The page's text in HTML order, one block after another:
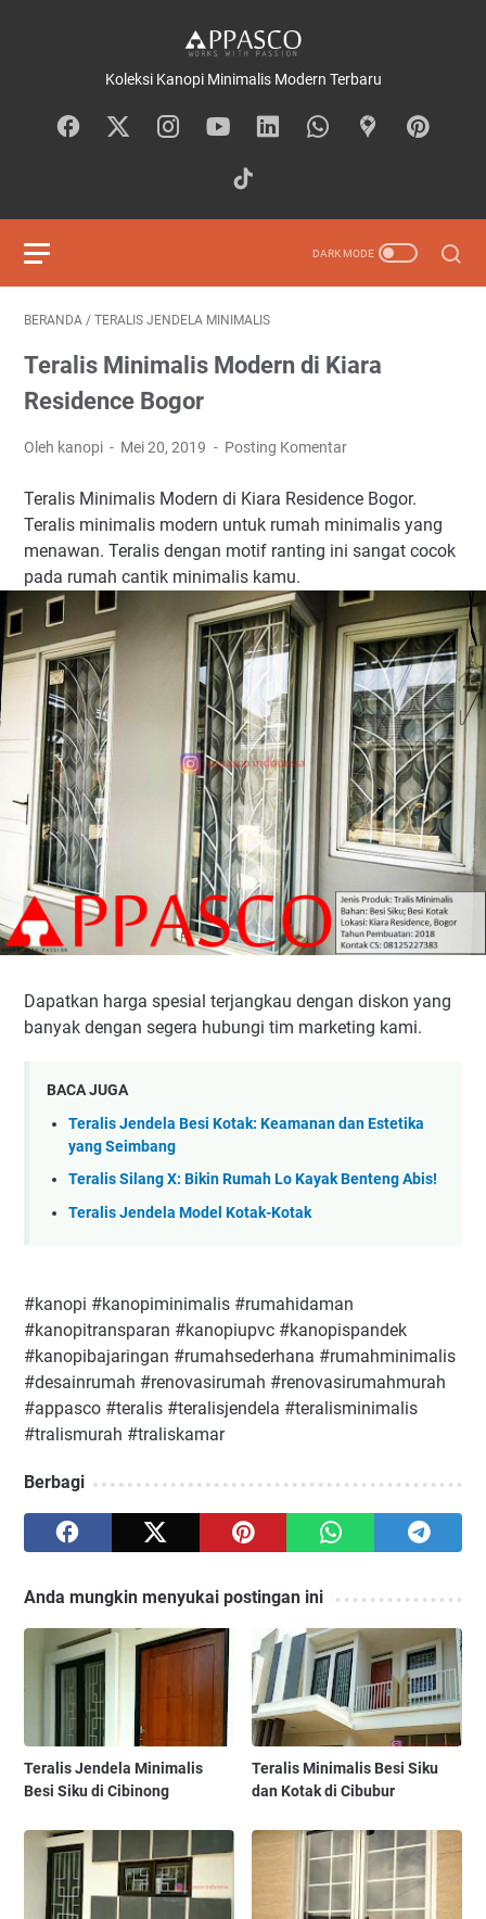
Koleksi Kanopi Minimalis Modern Terbaru
BERANDA / TERALIS JENDELA MINIMALIS
Teralis Minimalis Modern di Kiara
Residence Bogor
Oleh kanopi Mei 20, 2019 Posting Komentar
Teralis Minimalis Modern di Kiara Residence Bogor.
Teralis minimalis modern untuk rumah minimalis yang
menawan. Teralis dengan motif ranting ini sangat cocok
pada rumah cantik minimalis kamu.
Dapatkan harga spesial terjangkau dengan diskon yang
banyak dengan segera hubungi tim marketing kami.
BACA JUGA
Teralis Jendela Besi Kotak: Keamanan dan Estetika
yang Seimbang
Teralis Silang X: Bikin Rumah Lo Kayak Benteng Abis!
Teralis Jendela Model Kotak-Kotak
#kanopi #kanopiminimalis #rumahidaman
#kanopitransparan #kanopiupvc #kanopispandek
#kanopibajaringan #rumahsederhana #rumahminimalis
#desainrumah #renovasirumah #renovasirumahmurah
#appasco #teralis #teralisjendela #teralisminimalis
#tralismurah #traliskamar
Berbagi
Anda mungkin menyukai postingan ini
Teralis Jendela Minimalis
Besi Siku di Cibinong
Teralis Minimalis Besi Siku
dan Kotak di Cibubur